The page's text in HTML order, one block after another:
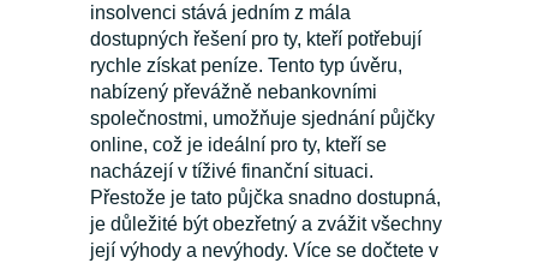
insolvenci stává jedním z mála
dostupných řešení pro ty, kteří potřebují
rychle získat peníze. Tento typ úvěru,
nabízený převážně nebankovními
společnostmi, umožňuje sjednání půjčky
online, což je ideální pro ty, kteří se
nacházejí v tíživé finanční situaci.
Přestože je tato půjčka snadno dostupná,
je důležité být obezřetný a zvážit všechny
její výhody a nevýhody. Více se dočtete v